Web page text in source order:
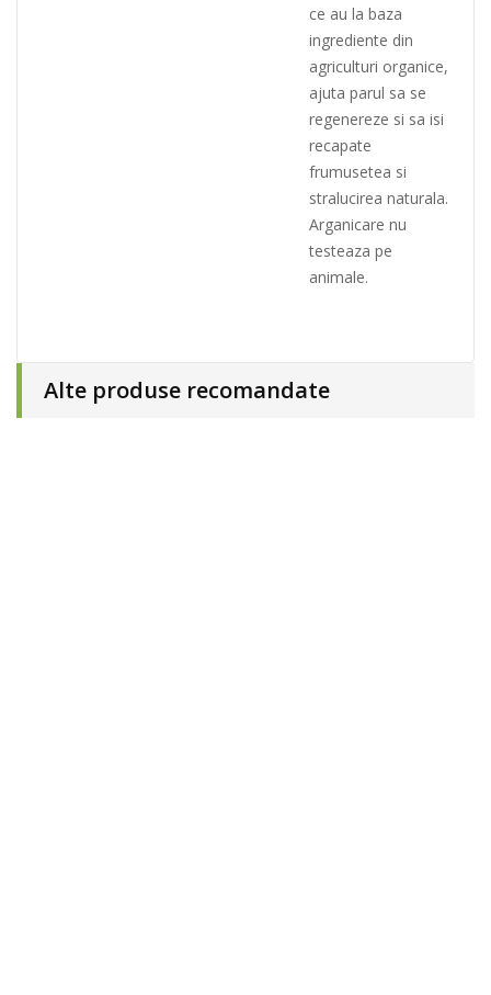
ce au la baza
ingrediente din
agriculturi organice,
ajuta parul sa se
regenereze si sa isi
recapate
frumusetea si
stralucirea naturala.
Arganicare nu
testeaza pe
animale.
Alte produse recomandate